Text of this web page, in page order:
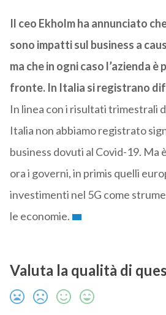
Il ceo Ekholm ha annunciato
sono impatti sul business a
ma che in ogni caso l’azienda
fronte. In Italia si registrano
In linea con i risultati trimestrali
Italia non abbiamo registrato
business dovuti al Covid-19. Ma
ora i governi, in primis quelli
investimenti nel 5G come
le economie.
Valuta la qualità di